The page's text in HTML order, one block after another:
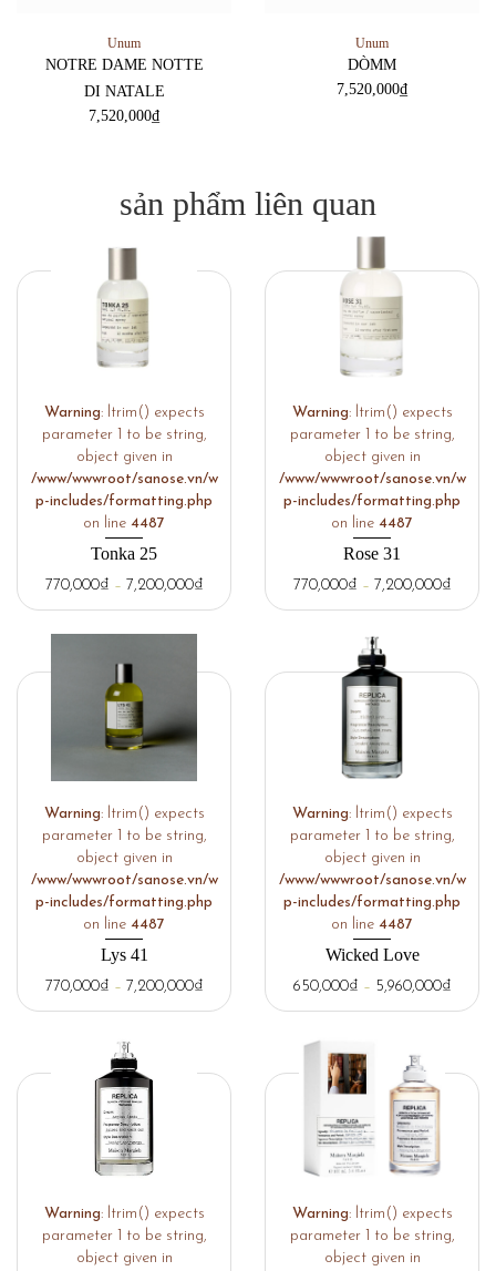
Unum
NOTRE DAME NOTTE
DI NATALE
7,520,000₫
Unum
DÒMM
7,520,000₫
sản phẩm liên quan
Warning: ltrim() expects
parameter 1 to be string,
object given in
/www/wwwroot/sanose.vn/w
p-includes/formatting.php
on line 4487
Tonka 25
770,000₫ – 7,200,000₫
Warning: ltrim() expects
parameter 1 to be string,
object given in
/www/wwwroot/sanose.vn/w
p-includes/formatting.php
on line 4487
Rose 31
770,000₫ – 7,200,000₫
Warning: ltrim() expects
parameter 1 to be string,
object given in
/www/wwwroot/sanose.vn/w
p-includes/formatting.php
on line 4487
Lys 41
770,000₫ – 7,200,000₫
Warning: ltrim() expects
parameter 1 to be string,
object given in
/www/wwwroot/sanose.vn/w
p-includes/formatting.php
on line 4487
Wicked Love
650,000₫ – 5,960,000₫
Warning: ltrim() expects
parameter 1 to be string,
object given in
Warning: ltrim() expects
parameter 1 to be string,
object given in